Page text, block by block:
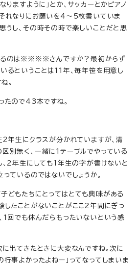
りますように」とか、サッカーとかピアノ
れなりにお願いを4～5枚書いていま
うし、その時その時で楽しいことだと思
るのは※※※※さんですか？最初からず
るということは11年、毎年笹を用意し
。
ので43本ですね。
年生にクラスが分かれていますが、清
別無く、一緒に1テーブルでやっている
、2年生にしても1年生の字が書けないと
っているのではないでしょうか。
どもたちにとってはとても興味がある
したことがないことがここ2年間にぎっ
1回でも休んだらもったいないという感
に出てきたときに大変なんですね。次に
行事よかったよねー」ってなってしまいま